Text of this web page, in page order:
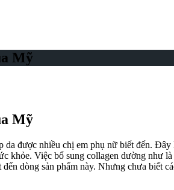
Mỹ
Mỹ
được nhiều chị em phụ nữ biết đến.
khỏe. Việc bổ sung collagen dường
dòng sản phẩm này. Nhưng chưa biết